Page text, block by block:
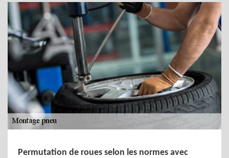
Permutation de roues selon les normes avec